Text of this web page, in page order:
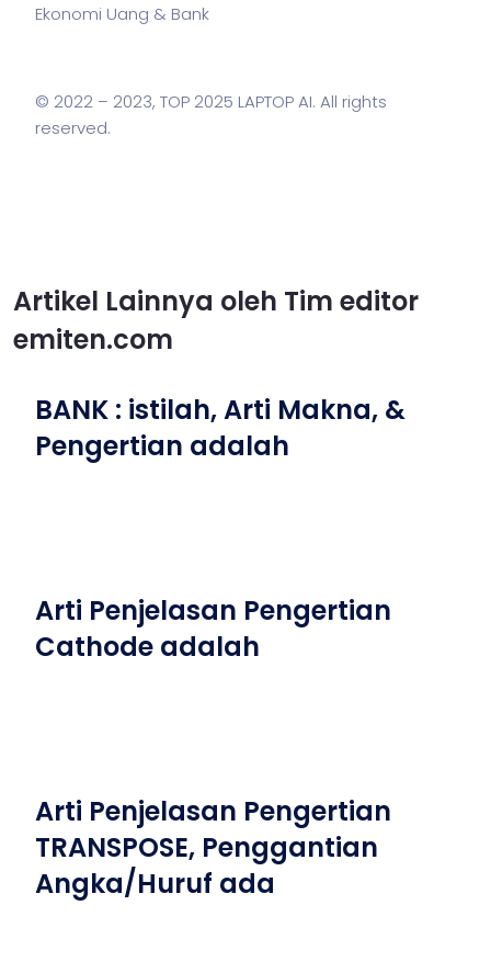
Ekonomi Uang & Bank
© 2022 – 2023, TOP 2025 LAPTOP AI. All rights
reserved.
Artikel Lainnya oleh Tim editor
emiten.com
BANK : istilah, Arti Makna, &
Pengertian adalah
Arti Penjelasan Pengertian
Cathode adalah
Arti Penjelasan Pengertian
TRANSPOSE, Penggantian
Angka/Huruf ada